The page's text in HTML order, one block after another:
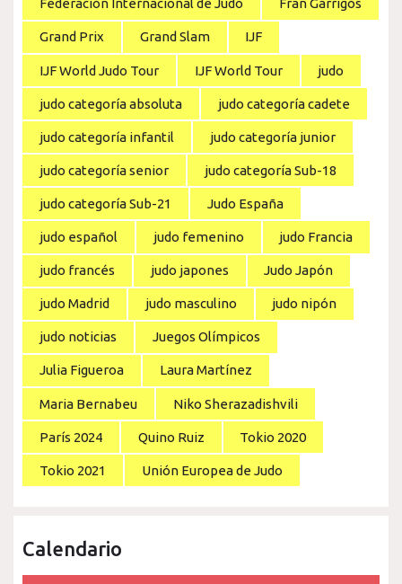
Federación Internacional de Judo Fran Garrigós
Grand Prix Grand Slam IJF
IJF World Judo Tour IJF World Tour judo
judo categoría absoluta judo categoría cadete
judo categoría infantil judo categoría junior
judo categoría senior judo categoría Sub-18
judo categoría Sub-21 Judo España
judo español judo femenino judo Francia
judo francés judo japones Judo Japón
judo Madrid judo masculino judo nipón
judo noticias Juegos Olímpicos
Julia Figueroa Laura Martínez
Maria Bernabeu Niko Sherazadishvili
París 2024 Quino Ruiz Tokio 2020
Tokio 2021 Unión Europea de Judo
Calendario